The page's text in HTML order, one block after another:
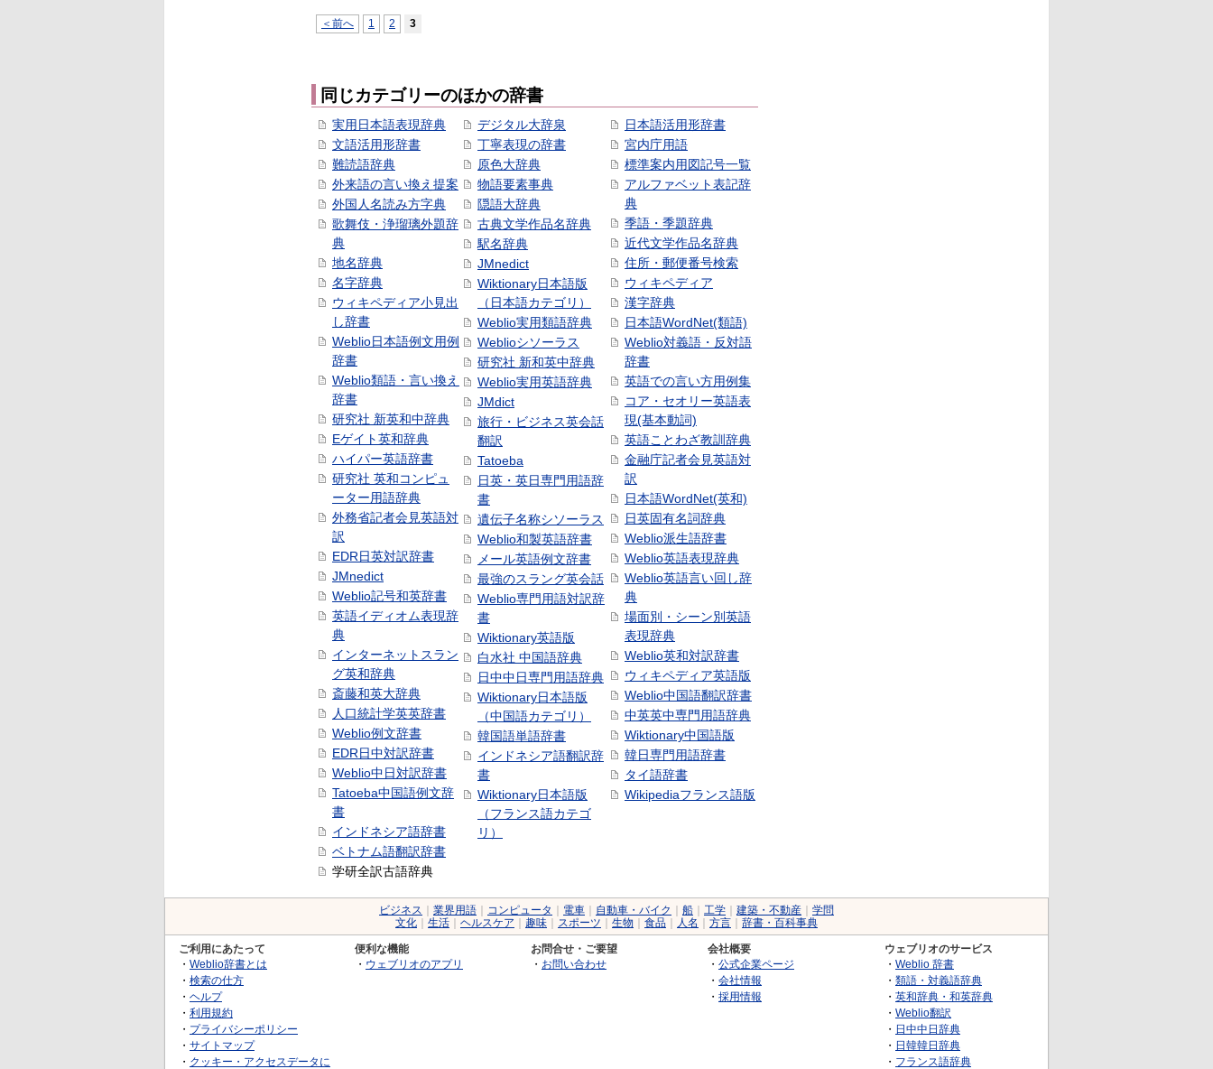
＜前へ 1 2 3
同じカテゴリーのほかの辞書
実用日本語表現辞典
文語活用形辞書
難読語辞典
外来語の言い換え提案
外国人名読み方字典
歌舞伎・浄瑠璃外題辞
典
地名辞典
名字辞典
ウィキペディア小見出
し辞書
Weblio日本語例文用例
辞書
Weblio類語・言い換え
辞書
研究社 新英和中辞典
Eゲイト英和辞典
ハイパー英語辞書
研究社 英和コンピュ
ーター用語辞典
外務省記者会見英語対
訳
EDR日英対訳辞書
JMnedict
Weblio記号和英辞書
英語イディオム表現辞
典
インターネットスラン
グ英和辞典
斎藤和英大辞典
人口統計学英英辞書
Weblio例文辞書
EDR日中対訳辞書
Weblio中日対訳辞書
Tatoeba中国語例文辞
書
インドネシア語辞書
ベトナム語翻訳辞書
学研全訳古語辞典
デジタル大辞泉
丁寧表現の辞書
原色大辞典
物語要素事典
隠語大辞典
古典文学作品名辞典
駅名辞典
JMnedict
Wiktionary日本語版
（日本語カテゴリ）
Weblio実用類語辞典
Weblioシソーラス
研究社 新和英中辞典
Weblio実用英語辞典
JMdict
旅行・ビジネス英会話
翻訳
Tatoeba
日英・英日専門用語辞
書
遺伝子名称シソーラス
Weblio和製英語辞書
メール英語例文辞書
最強のスラング英会話
Weblio専門用語対訳辞
書
Wiktionary英語版
白水社 中国語辞典
日中中日専門用語辞典
Wiktionary日本語版
（中国語カテゴリ）
韓国語単語辞書
インドネシア語翻訳辞
書
Wiktionary日本語版
（フランス語カテゴ
リ）
日本語活用形辞書
宮内庁用語
標準案内用図記号一覧
アルファベット表記辞
典
季語・季題辞典
近代文学作品名辞典
住所・郵便番号検索
ウィキペディア
漢字辞典
日本語WordNet(類語)
Weblio対義語・反対語
辞書
英語での言い方用例集
コア・セオリー英語表
現(基本動詞)
英語ことわざ教訓辞典
金融庁記者会見英語対
訳
日本語WordNet(英和)
日英固有名詞辞典
Weblio派生語辞書
Weblio英語表現辞典
Weblio英語言い回し辞
典
場面別・シーン別英語
表現辞典
Weblio英和対訳辞書
ウィキペディア英語版
Weblio中国語翻訳辞書
中英英中専門用語辞典
Wiktionary中国語版
韓日専門用語辞書
タイ語辞書
Wikipediaフランス語版
ビジネス 業界用語 コンピュータ 電車 自動車・バイク 船 工学 建築・不動産
学問
文化
生活 ヘルスケア 趣味 スポーツ 生物 食品 人名 方言 辞書・百科事典
ご利用にあたって
・ Weblio辞書とは
・ 検索の仕方
・ ヘルプ
・ 利用規約
・ プライバシーポリシー
・ サイトマップ
・ クッキー・アクセスデータに
便利な機能
・ ウェブリオのアプリ
お問合せ・ご要望
・ お問い合わせ
会社概要
・ 公式企業ページ
・ 会社情報
・ 採用情報
ウェブリオのサービス
・ Weblio 辞書
・ 類語・対義語辞典
・ 英和辞典・和英辞典
・ Weblio翻訳
・ 日中中日辞典
・ 日韓韓日辞典
・ フランス語辞典